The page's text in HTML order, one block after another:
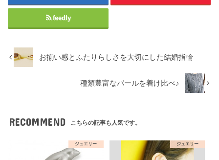
feedly
お揃い感とふたりらしさを大切にした結婚指輪
種類豊富なパールを着け比べ♪
RECOMMEND こちらの記事も人気です。
ジュエリー ジュエリー